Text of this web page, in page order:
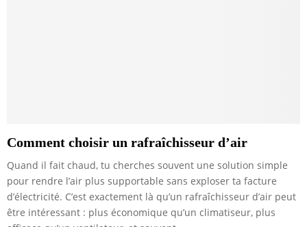
Comment choisir un rafraîchisseur d’air
Quand il fait chaud, tu cherches souvent une solution simple
pour rendre l’air plus supportable sans exploser ta facture
d’électricité. C’est exactement là qu’un rafraîchisseur d’air peut
être intéressant : plus économique qu’un climatiseur, plus